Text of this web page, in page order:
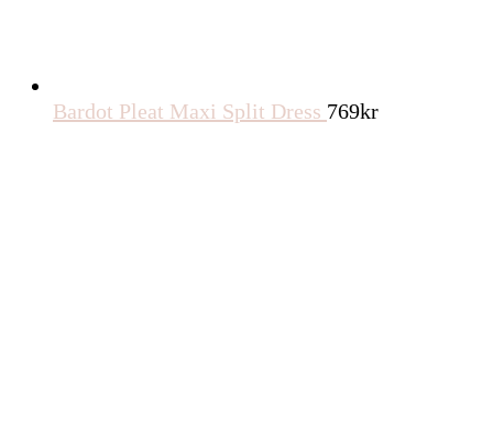
Bardot Pleat Maxi Split Dress 769kr